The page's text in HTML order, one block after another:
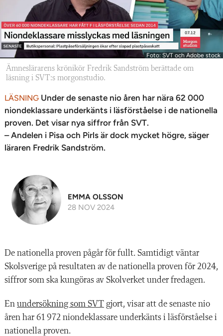
Foto: SVT och Adobe stock
Ämneslärarens krönikör Fredrik Sandström berättade om
läsning i SVT:s morgonstudio.
LÄSNING Under de senaste nio åren har nära 62 000
niondeklassare underkänts i läsförståelse i de nationella
proven. Det visar nya siffror från SVT.
– Andelen i Pisa och Pirls är dock mycket högre, säger
läraren Fredrik Sandström.
EMMA OLSSON
28 NOV 2024
De nationella proven pågår för fullt. Samtidigt väntar
Skolsverige på resultaten av de nationella proven för 2024,
siffror som ska kungöras av Skolverket under fredagen.
En undersökning som SVT gjort, visar att de senaste nio
åren har 61 972 niondeklassare underkänts i läsförståelse i
nationella proven.